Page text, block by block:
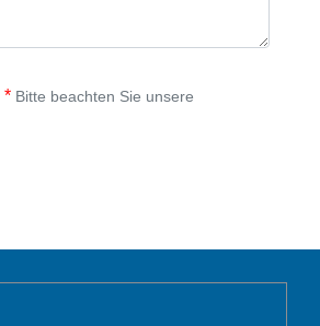
Bitte beachten Sie unsere